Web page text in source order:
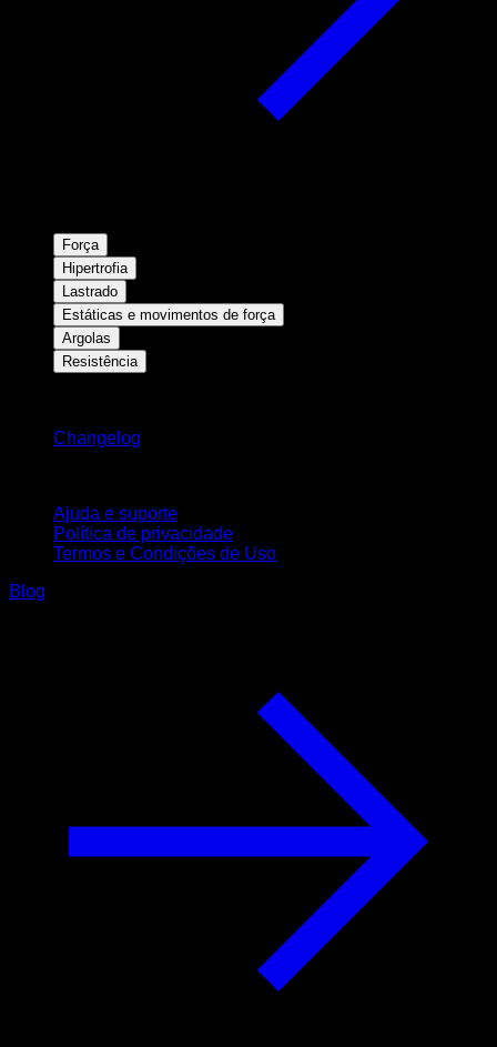
Força
Hipertrofia
Lastrado
Estáticas e movimentos de força
Argolas
Resistência
Changelog
Ajuda e suporte
Política de privacidade
Termos e Condições de Uso
Blog